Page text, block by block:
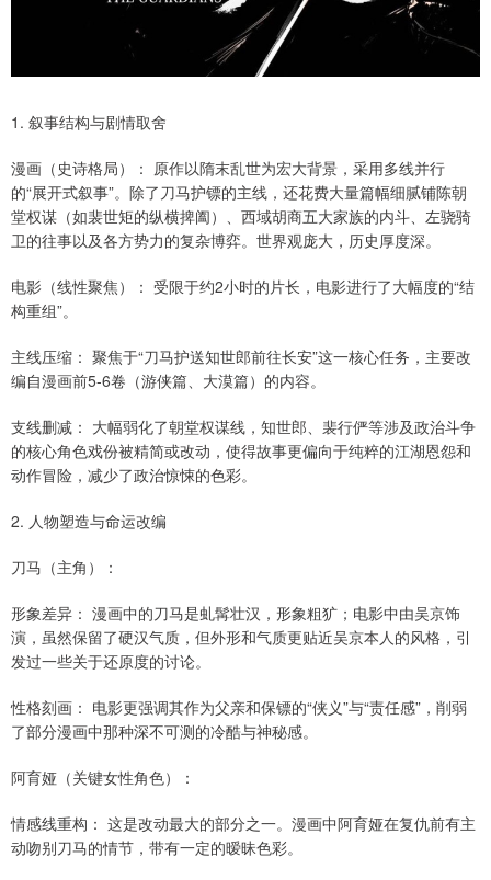
1. 叙事结构与剧情取舍
漫画（史诗格局）： 原作以隋末乱世为宏大背景，采用多线并行
的“展开式叙事”。除了刀马护镖的主线，还花费大量篇幅细腻铺陈朝
堂权谋（如裴世矩的纵横捭阖）、西域胡商五大家族的内斗、左骁骑
卫的往事以及各方势力的复杂博弈。世界观庞大，历史厚度深。
电影（线性聚焦）： 受限于约2小时的片长，电影进行了大幅度的“结
构重组”。
主线压缩： 聚焦于“刀马护送知世郎前往长安”这一核心任务，主要改
编自漫画前5-6卷（游侠篇、大漠篇）的内容。
支线删减： 大幅弱化了朝堂权谋线，知世郎、裴行俨等涉及政治斗争
的核心角色戏份被精简或改动，使得故事更偏向于纯粹的江湖恩怨和
动作冒险，减少了政治惊悚的色彩。
2. 人物塑造与命运改编
刀马（主角）：
形象差异： 漫画中的刀马是虬髯壮汉，形象粗犷；电影中由吴京饰
演，虽然保留了硬汉气质，但外形和气质更贴近吴京本人的风格，引
发过一些关于还原度的讨论。
性格刻画： 电影更强调其作为父亲和保镖的“侠义”与“责任感”，削弱
了部分漫画中那种深不可测的冷酷与神秘感。
阿育娅（关键女性角色）：
情感线重构： 这是改动最大的部分之一。漫画中阿育娅在复仇前有主
动吻别刀马的情节，带有一定的暧昧色彩。